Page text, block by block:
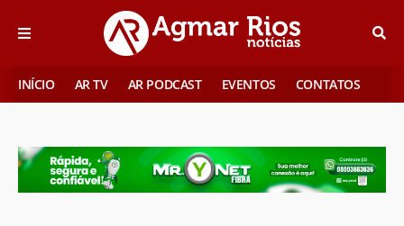
INÍCIO AR TV AR PODCAST EVENTOS CONTATOS